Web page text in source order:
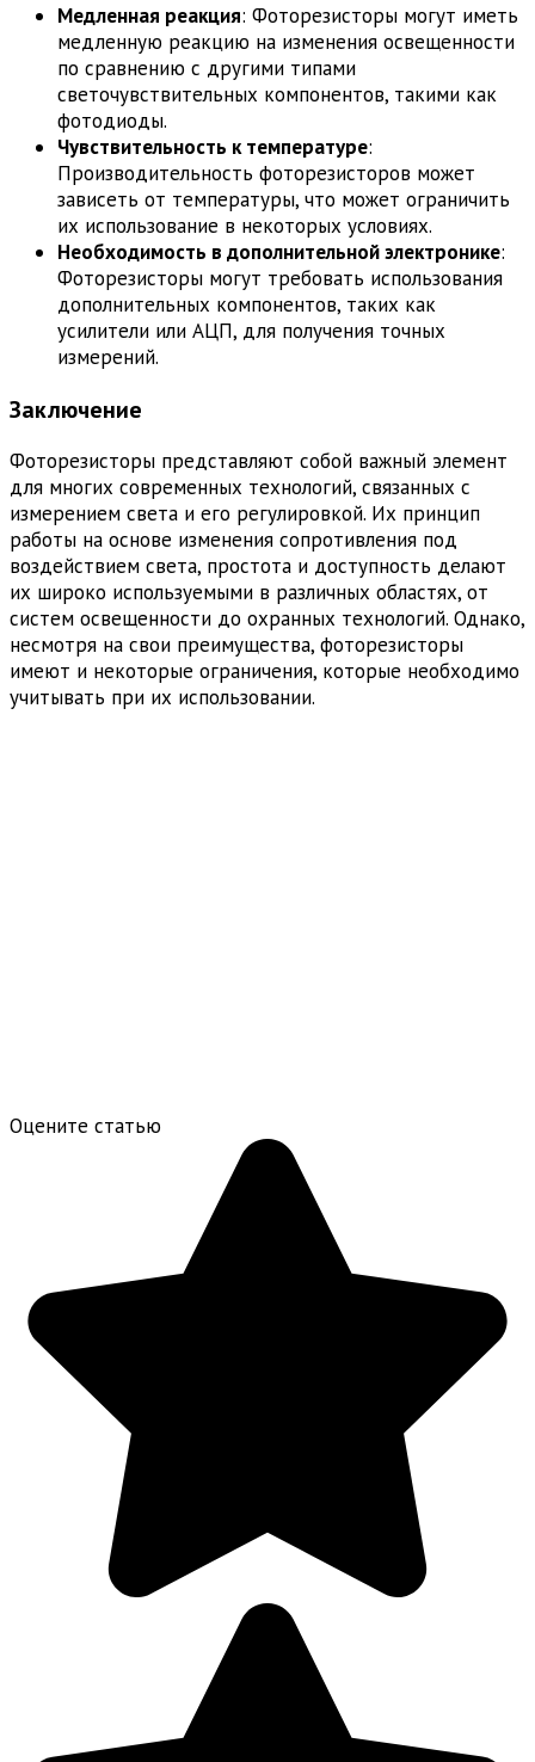
Медленная реакция: Фоторезисторы могут иметь
медленную реакцию на изменения освещенности
по сравнению с другими типами
светочувствительных компонентов, такими как
фотодиоды.
Чувствительность к температуре:
Производительность фоторезисторов может
зависеть от температуры, что может ограничить
их использование в некоторых условиях.
Необходимость в дополнительной электронике:
Фоторезисторы могут требовать использования
дополнительных компонентов, таких как
усилители или АЦП, для получения точных
измерений.
Заключение
Фоторезисторы представляют собой важный элемент
для многих современных технологий, связанных с
измерением света и его регулировкой. Их принцип
работы на основе изменения сопротивления под
воздействием света, простота и доступность делают
их широко используемыми в различных областях, от
систем освещенности до охранных технологий. Однако,
несмотря на свои преимущества, фоторезисторы
имеют и некоторые ограничения, которые необходимо
учитывать при их использовании.
Оцените статью